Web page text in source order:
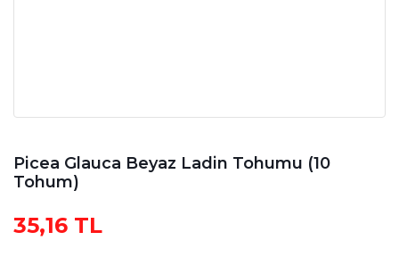
Picea Glauca Beyaz Ladin Tohumu (10
Tohum)
35,16 TL